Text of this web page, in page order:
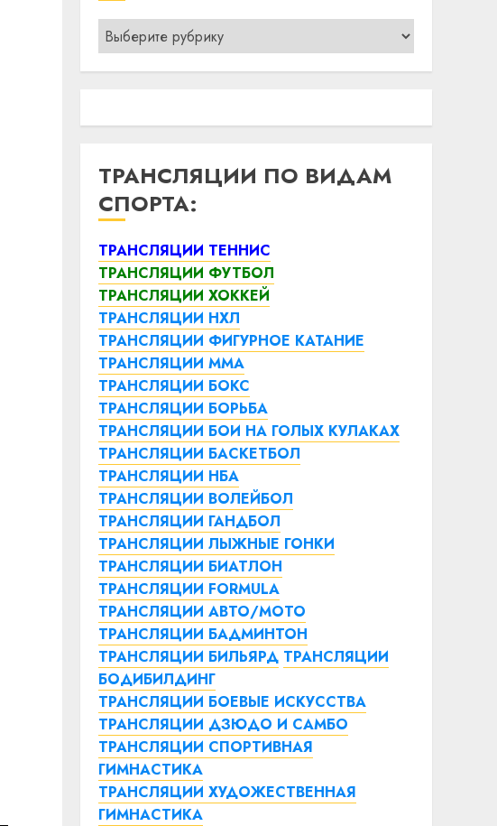
Рубрики
ТРАНСЛЯЦИИ ПО ВИДАМ
СПОРТА:
ТРАНСЛЯЦИИ ТЕННИС
ТРАНСЛЯЦИИ ФУТБОЛ
ТРАНСЛЯЦИИ ХОККЕЙ
ТРАНСЛЯЦИИ НХЛ
ТРАНСЛЯЦИИ ФИГУРНОЕ КАТАНИЕ
ТРАНСЛЯЦИИ ММА
ТРАНСЛЯЦИИ БОКС
ТРАНСЛЯЦИИ БОРЬБА
ТРАНСЛЯЦИИ БОИ НА ГОЛЫХ КУЛАКАХ
ТРАНСЛЯЦИИ БАСКЕТБОЛ
ТРАНСЛЯЦИИ НБА
ТРАНСЛЯЦИИ ВОЛЕЙБОЛ
ТРАНСЛЯЦИИ ГАНДБОЛ
ТРАНСЛЯЦИИ ЛЫЖНЫЕ ГОНКИ
ТРАНСЛЯЦИИ БИАТЛОН
ТРАНСЛЯЦИИ FORMULA
ТРАНСЛЯЦИИ АВТО/МОТО
ТРАНСЛЯЦИИ БАДМИНТОН
ТРАНСЛЯЦИИ БИЛЬЯРД ТРАНСЛЯЦИИ
БОДИБИЛДИНГ
ТРАНСЛЯЦИИ БОЕВЫЕ ИСКУССТВА
ТРАНСЛЯЦИИ ДЗЮДО И САМБО
ТРАНСЛЯЦИИ СПОРТИВНАЯ
ГИМНАСТИКА
ТРАНСЛЯЦИИ ХУДОЖЕСТВЕННАЯ
ГИМНАСТИКА